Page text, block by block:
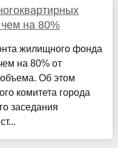
на 80%
жилищного фонда
на 80% от
объема. Об этом
комитета города
заседания